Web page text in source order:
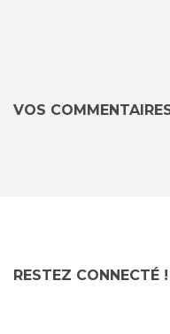
VOS
RESTEZ CONNECTÉ !